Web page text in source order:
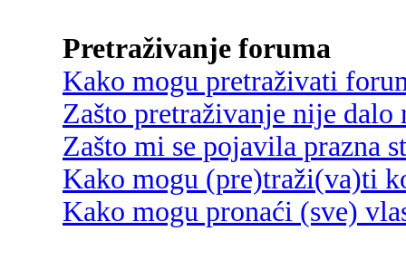
Pretraživanje foruma
Kako mogu pretraživati
Zašto pretraživanje nije dalo
Zašto mi se pojavila prazna
Kako mogu (pre)traži(va)ti
Kako mogu pronaći (sve)